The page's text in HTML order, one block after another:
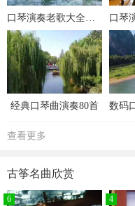
口琴演奏老歌大全集经典老歌口琴独奏
经典口琴曲演奏80首
查看更多
古筝名曲欣赏
6 4